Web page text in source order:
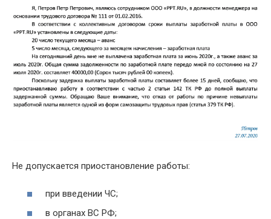
Не допускается приостановление работы:
при введении ЧС;
в органах ВС РФ;